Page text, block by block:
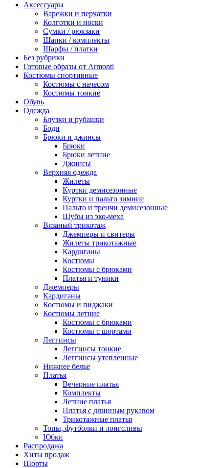
Аксессуары
Варежки и перчатки
Колготки и носки
Сумки / рюкзаки
Шапки / комплекты
Шарфы / платки
Без рубрики
Готовые образы от Armonti
Костюмы спортивные
Костюмы с начесом
Костюмы тонкие
Обувь
Одежда
Блузки и рубашки
Боди
Брюки и джинсы
Брюки
Брюки летние
Джинсы
Верхняя одежда
Жилеты
Куртки демисезонные
Куртки и пальто зимние
Пальто и тренчи демисезонные
Шубы из эко-меха
Вязаный трикотаж
Джемперы и свитеры
Жилеты трикотажные
Кардиганы
Костюмы
Костюмы с брюками
Платья и туники
Джемперы
Кардиганы
Костюмы и пиджаки
Костюмы летние
Костюмы с брюками
Костюмы с шортами
Леггинсы
Леггинсы тонкие
Леггинсы утепленные
Нижнее белье
Платья
Вечерние платья
Комплекты
Летние платья
Платья с длинным рукавом
Трикотажные платья
Топы, футболки и лонгсливы
Юбки
Распродажа
Хиты продаж
Шорты